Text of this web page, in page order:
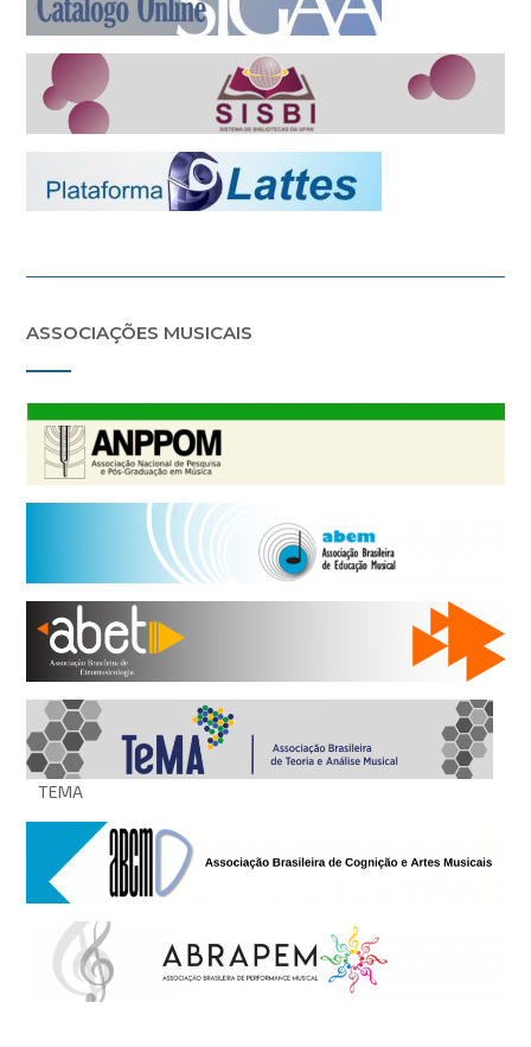
ASSOCIAÇÕES MUSICAIS
TEMA